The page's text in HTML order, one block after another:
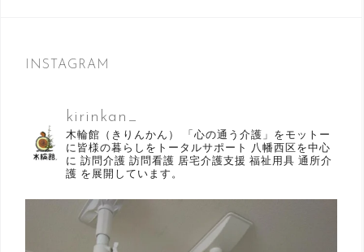
INSTAGRAM
kirinkan_
木輪館（きりんかん）
「心の通う介護」をモットー
に皆様の暮らしをトータルサポート 八幡西区を中心
に 訪問介護 訪問看護 居宅介護支援 福祉用具 通所介
護 を展開しています。